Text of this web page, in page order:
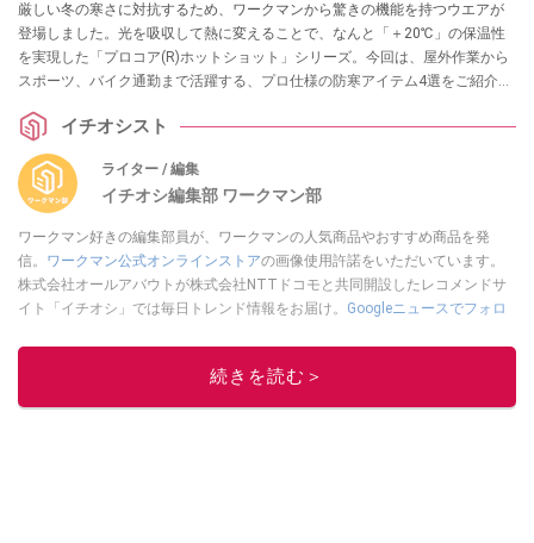
厳しい冬の寒さに対抗するため、ワークマンから驚きの機能を持つウエアが
登場しました。光を吸収して熱に変えることで、なんと「＋20℃」の保温性
を実現した「プロコア(R)ホットショット」シリーズ。今回は、屋外作業から
スポーツ、バイク通勤まで活躍する、プロ仕様の防寒アイテム4選をご紹介し
イチオシスト
ライター / 編集
イチオシ編集部 ワークマン部
ワークマン好きの編集部員が、ワークマンの人気商品やおすすめ商品を発
信。 ワークマン公式オンラインストアの画像使用許諾をいただいています。
株式会社オールアバウトが株式会社NTTドコモと共同開設したレコメンドサ
イト「イチオシ」では毎日トレンド情報をお届け。 Googleニュースでフォロ
このイチオシストの他の記事を読む
続きを読む＞